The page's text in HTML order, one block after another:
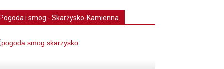
Pogoda i smog - Skarżysko-Kamienna